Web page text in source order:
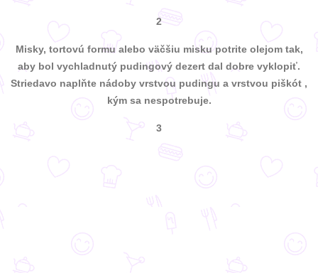
2
Misky, tortovú formu alebo väčšiu misku potrite olejom tak,
aby bol vychladnutý pudingový dezert dal dobre vyklopiť.
Striedavo naplňte nádoby vrstvou pudingu a vrstvou piškót ,
kým sa nespotrebuje.
3